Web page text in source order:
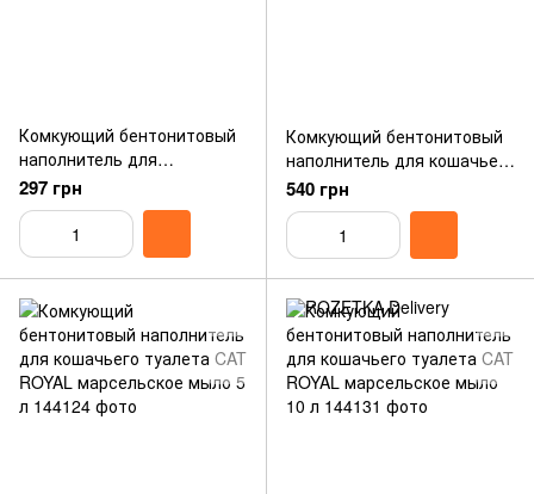
Комкующий бентонитовый
наполнитель для
кошачьего туалета CAT
ROYAL детская пудра 5 л
297 грн
Комкующий бентонитовый
наполнитель для кошачьего
туалета CAT ROYAL
детская пудра 10 л
540 грн